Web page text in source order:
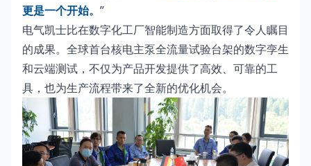
更是一个开始。 ”
电气凯士比在数字化工厂智能制造方面取得了令人瞩目
的成果。全球首台核电主泵全流量试验台架的数字孪生
和云端测试，不仅为产品开发提供了高效、可靠的工
具，也为生产流程带来了全新的优化机会。